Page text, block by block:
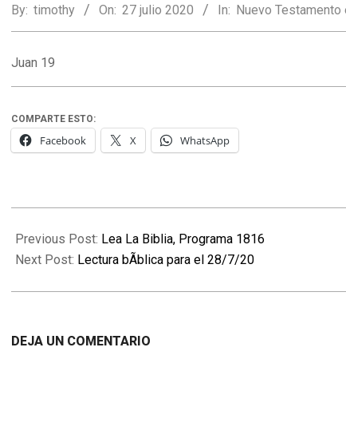
By: timothy On: 27 julio 2020 In: Nuevo Testamento
Juan 19
COMPARTE ESTO:
Facebook X WhatsApp
07-
27
Previous Post: Lea La Biblia, Programa 1816
Next Post: Lectura bÃ­blica para el 28/7/20
DEJA UN COMENTARIO